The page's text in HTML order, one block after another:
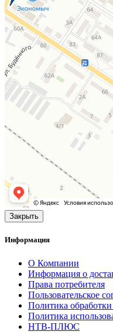
Закрыть
Информация
О Компании
Информация о
Права потребителя
Пользовательское
Политика
Политика
НТВ-ПЛЮС